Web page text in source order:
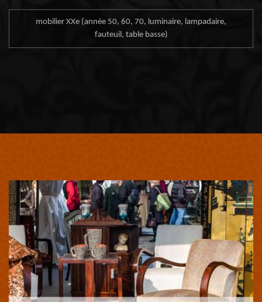
mobilier XXe (année 50, 60, 70, luminaire, lampadaire,
fauteuil, table basse)